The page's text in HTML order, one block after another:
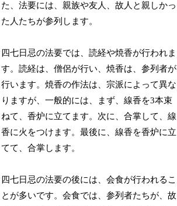
た、法要には、親族や友人、故人と親しかっ
た人たちが参列します。
四七日忌の法要では、読経や焼香が行われま
す。読経は、僧侶が行い、焼香は、参列者が
行います。焼香の作法は、宗派によって異な
りますが、一般的には、まず、線香を3本束
ねて、香炉に立てます。次に、合掌して、線
香に火をつけます。最後に、線香を香炉に立
てて、合掌します。
四七日忌の法要の後には、会食が行われるこ
とが多いです。会食では、参列者たちが、故